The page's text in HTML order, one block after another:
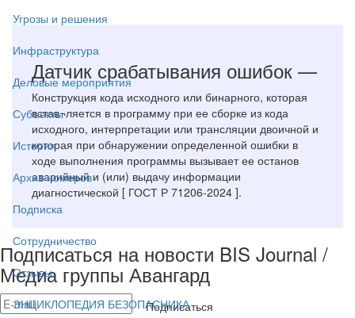
Угрозы и решения
Инфраструктура
Деловые мероприятия
Субъекты
История
Архив номеров
Подписка
Сотрудничество
Отзывы
ЭНЦИКЛОПЕДИЯ БЕЗОПАСНИКА
Датчик срабатывания ошибок —
Конструкция кода исходного или бинарного, которая
встав¬ляется в программу при ее сборке из кода
исходного, интерпретации или трансляции двоичной и
которая при обнаружении определенной ошибки в
ходе выполнения программы вызывает ее останов
аварийный и (или) выдачу информации
диагностической [ ГОСТ Р 71206-2024 ].
Подписаться на новости BIS Journal /
Медиа группы Авангард
Подписаться